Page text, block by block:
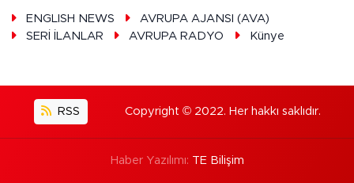
ENGLISH NEWS
AVRUPA AJANSI (AVA)
SERİ İLANLAR
AVRUPA RADYO Künye
RSS Copyright © 2022. Her hakkı saklıdır.
Haber Yazılımı: TE Bilişim